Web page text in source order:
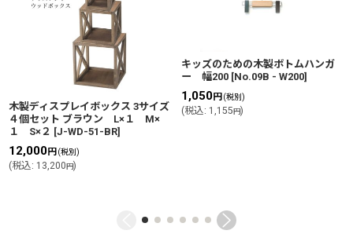
木製ディスプレイボックス 3サイズ
４個セット ブラウン L×１ M×
１ S×２ [J-WD-51-BR]
12,000円(税別)
(税込: 13,200円)
キッズのための木製ボトムハンガ
ー 幅200 [No.09B - W200]
1,050円 (税別)
(税込: 1,155円)